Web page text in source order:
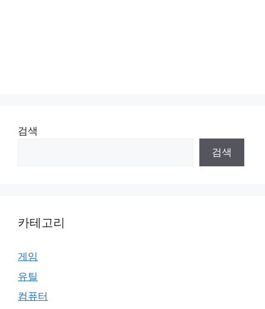
검색
검색
카테고리
게임
유틸
컴퓨터